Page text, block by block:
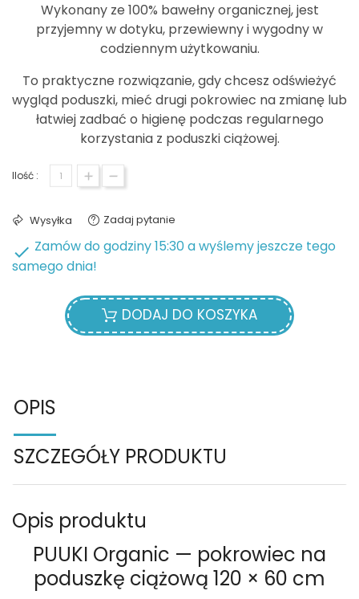
Wykonany ze 100% bawełny organicznej, jest
przyjemny w dotyku, przewiewny i wygodny w
codziennym użytkowaniu.
To praktyczne rozwiązanie, gdy chcesz odświeżyć
wygląd poduszki, mieć drugi pokrowiec na zmianę lub
łatwiej zadbać o higienę podczas regularnego
korzystania z poduszki ciążowej.
Ilość :
Wysyłka Zadaj pytanie
 Zamów do godziny 15:30 a wyślemy jeszcze tego
samego dnia!
DODAJ DO KOSZYKA
OPIS
SZCZEGÓŁY PRODUKTU
Opis produktu
PUUKI Organic — pokrowiec na
poduszkę ciążową 120 × 60 cm